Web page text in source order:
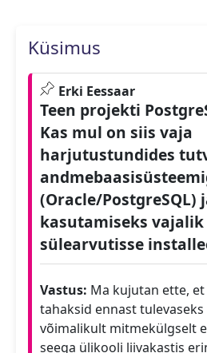
Küsimus
Erki Eessaar
Teen projekti
Kas mul on siis vaja
harjutustundides
(Oracle/PostgreSQL)
kasutamiseks
sülearvutisse
Vastus: Ma kujutan ette,
tahaksid ennast
võimalikult mitmekülgselt
seega ülikooli liivakastis